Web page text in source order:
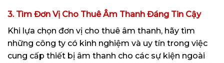
3. Tìm Đơn Vị Cho Thuê Âm Thanh Đáng Tin Cậy
Khi lựa chọn đơn vị cho thuê âm thanh, hãy tìm
những công ty có kinh nghiệm và uy tín trong việc
cung cấp thiết bị âm thanh cho các sự kiện ngoài